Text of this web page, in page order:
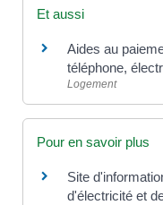
Et aussi
Aides au
téléphone,
Logement
Pour en savoir plus
Site
d'électricité et